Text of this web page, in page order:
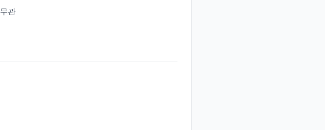
무관